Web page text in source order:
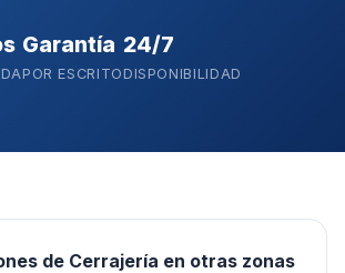
Garantía
POR ESCRITO
24/7
DISPONIBILIDAD
de Cerrajería en otras zonas